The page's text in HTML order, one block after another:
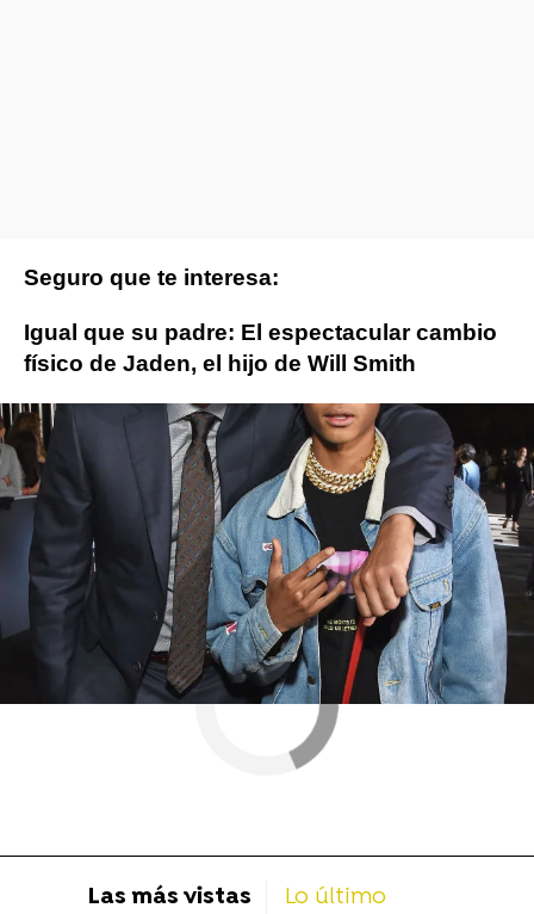
Seguro que te interesa:
Igual que su padre: El espectacular cambio
físico de Jaden, el hijo de Will Smith
jada pinkett smith will smith Jaden Smith
Las más vistas Lo último